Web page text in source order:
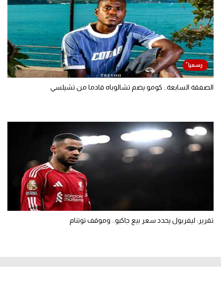
الصفقة السابعة.. كومو يضم تشالوباه قادما من تشيلسي
تقرير: ليفربول يحدد سعر بيع جاكبو.. وموقف توتنام